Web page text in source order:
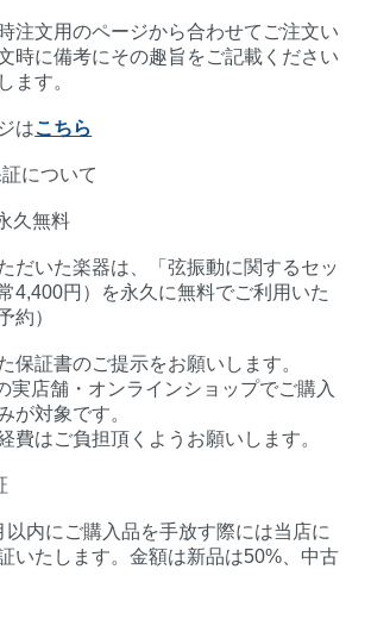
注文用のページから合わせてご注文い
時に備考にその趣旨をご記載ください
ます。
はこちら
について
久無料
だいた楽器は、「弦振動に関するセッ
4,400円）を永久に無料でご利用いた
約）
保証書のご提示をお願いします。
実店舗・オンラインショップでご購入
が対象です。
費はご負担頂くようお願いします。
以内にご購入品を手放す際には当店に
いたします。金額は新品は50%、中古